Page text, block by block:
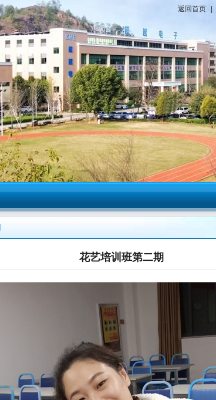
返回首页
花艺培训班第二期